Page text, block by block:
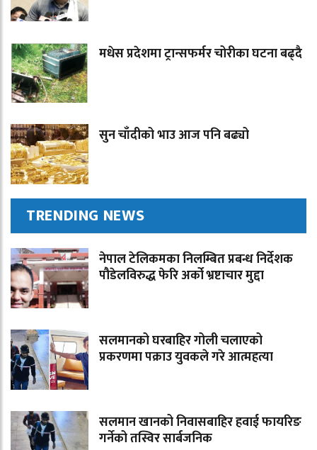
मधेस प्रदेशमा ट्रान्सफर्मर चोरीका घटना बढ्दै
सुन चाँदीको भाउ आज पनि बढ्यो
TRENDING NEWS
नेपाल टेलिकमका निलम्बित प्रबन्ध निर्देशक
पौडेलविरुद्ध फेरि अर्को भ्रष्टाचार मुद्दा
सलमानको घरबाहिर गोली चलाएको
प्रकरणमा पक्राउ युवकले गरे आत्महत्या
सलमान खानको निवासबाहिर हवाई फायरिङ
गर्नेको तस्विर सार्बजनिक